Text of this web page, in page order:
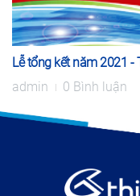
Lễ tổng kết năm 2021 -
admin
0 Bình luận